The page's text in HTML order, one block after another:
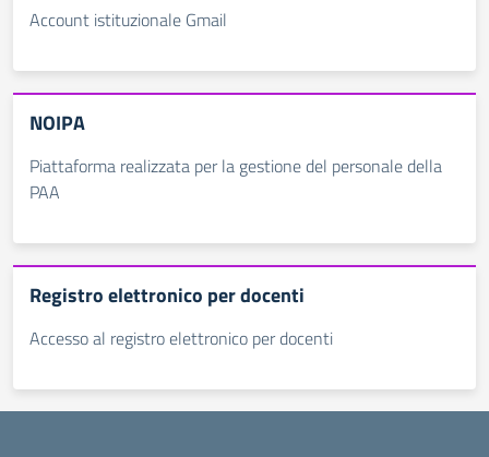
Account istituzionale Gmail
NOIPA
Piattaforma realizzata per la gestione del personale della
PAA
Registro elettronico per docenti
Accesso al registro elettronico per docenti